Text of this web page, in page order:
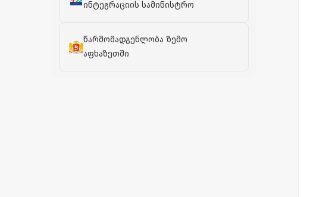
ინტეგრაციის სამინისტრო
წარმომადგენლობა ზემო
აფხაზეთში